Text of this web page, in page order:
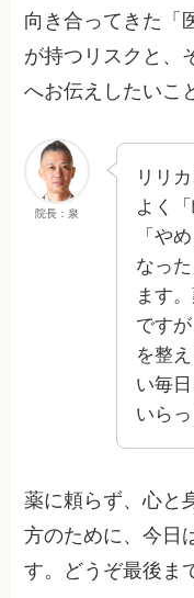
向き合ってきた「
が持つリスクと、
へお伝えしたいこ
院長：泉
リリ
よく
「や
なっ
ます
です
を整
い毎
いら
薬に頼らず、心と
方のために、今日
す。どうぞ最後ま